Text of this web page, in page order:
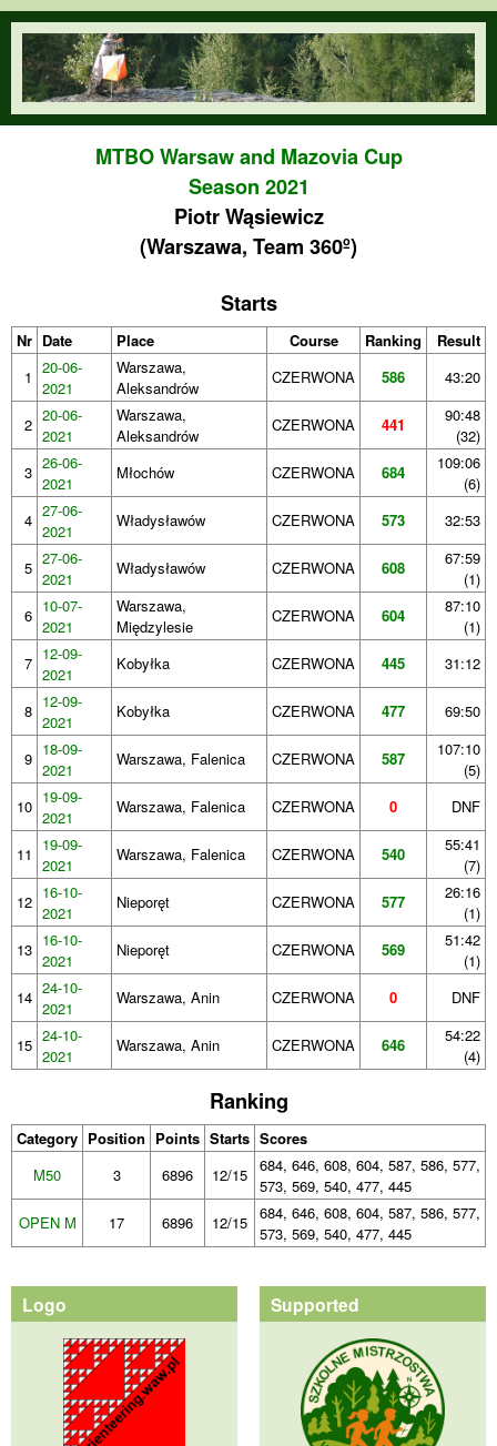
Skip to main content
orienteering.waw.pl
MTBO Warsaw and Mazovia Cup
Season 2021
Piotr Wąsiewicz
(Warszawa, Team 360º)
Starts
Nr Date Place Course Ranking
Result
1 20-06-
2021
Warszawa,
Aleksandrów
CZERWONA 586 43:20
2 20-06-
2021
Warszawa,
Aleksandrów
CZERWONA 441
90:48
(32)
3 26-06-
2021
Młochów CZERWONA 684
109:06
(6)
4 27-06-
2021
Władysławów CZERWONA 573 32:53
5 27-06-
2021
Władysławów CZERWONA 608
67:59
(1)
6 10-07-
2021
Warszawa,
Międzylesie
CZERWONA 604
87:10
(1)
7 12-09-
2021
Kobyłka CZERWONA 445 31:12
8 12-09-
2021
Kobyłka CZERWONA 477 69:50
9 18-09-
2021
Warszawa, Falenica CZERWONA 587
107:10
(5)
10 19-09-
2021
Warszawa, Falenica CZERWONA 0 DNF
11
19-09-
2021
Warszawa, Falenica CZERWONA 540
55:41
(7)
12 16-10-
2021
Nieporęt CZERWONA 577
26:16
(1)
13 16-10-
2021
Nieporęt CZERWONA 569
51:42
(1)
14 24-10-
2021
Warszawa, Anin CZERWONA 0 DNF
15 24-10-
2021
Warszawa, Anin CZERWONA 646
54:22
(4)
Ranking
Category Position Points Starts Scores
M50
3 6896 12/15 684, 646, 608, 604, 587, 586, 577,
573, 569, 540, 477, 445
OPEN M
17 6896 12/15 684, 646, 608, 604, 587, 586, 577,
573, 569, 540, 477, 445
Logo Supported